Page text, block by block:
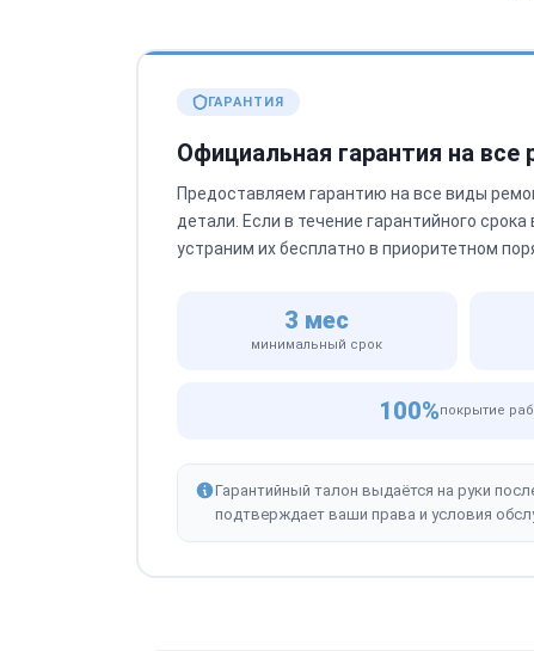
ГАРАНТИЯ
Официальная гарантия на все
Предоставляем гарантию на все виды
детали. Если в течение гарантийного
устраним их бесплатно в приоритетном
3 мес
минимальный срок
100%покрытие
Гарантийный талон выдаётся на руки
подтверждает ваши права и условия